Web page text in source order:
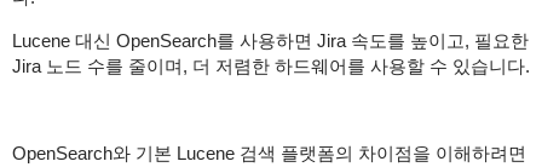
Lucene 대신 OpenSearch를 사용하면 Jira 속도를 높이고, 필요한
Jira 노드 수를 줄이며, 더 저렴한 하드웨어를 사용할 수 있습니다.
OpenSearch와 기본 Lucene 검색 플랫폼의 차이점을 이해하려면